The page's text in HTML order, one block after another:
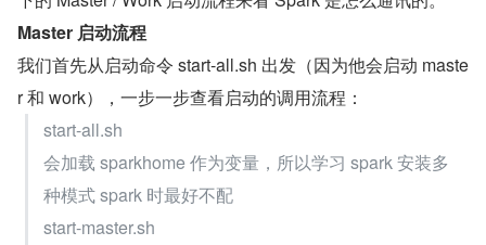
Master 启动流程
我们首先从启动命令 start-all.sh 出发（因为他会启动 maste
r 和 work），一步一步查看启动的调用流程：
start-all.sh
会加载 sparkhome 作为变量，所以学习 spark 安装多
种模式 spark 时最好不配
start-master.sh